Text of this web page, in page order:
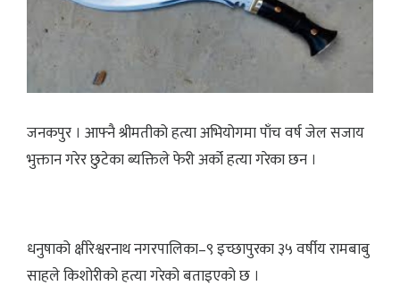
जनकपुर । आफ्नै श्रीमतीको हत्या अभियोगमा पाँच वर्ष जेल सजाय
भुक्तान गरेर छुटेका ब्यक्तिले फेरी अर्को हत्या गरेका छन ।
धनुषाको क्षीरेश्वरनाथ नगरपालिका–९ इच्छापुरका ३५ वर्षीय रामबाबु
साहले किशोरीको हत्या गरेको बताइएको छ ।